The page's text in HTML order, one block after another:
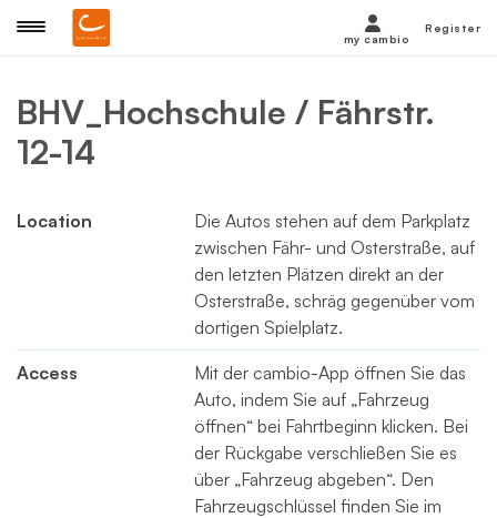
BHV_Hochschule / Fährstr.
12-14
Location
Die Autos stehen auf dem Parkplatz
zwischen Fähr- und Osterstraße, auf
den letzten Plätzen direkt an der
Osterstraße, schräg gegenüber vom
dortigen Spielplatz.
Access
Mit der cambio-App öffnen Sie das
Auto, indem Sie auf „Fahrzeug
öffnen“ bei Fahrtbeginn klicken. Bei
der Rückgabe verschließen Sie es
über „Fahrzeug abgeben“. Den
Fahrzeugschlüssel finden Sie im
my cambio
Register